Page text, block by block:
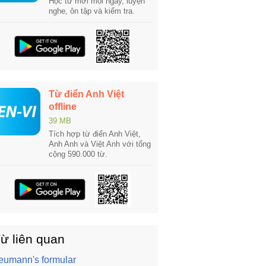
nghe, ôn tập và kiểm tra.
Từ điển Anh Việt
offline
39 MB
Tích hợp từ điển Anh Việt,
Anh Anh và Việt Anh với tổng
cộng 590.000 từ.
liên quan
formular